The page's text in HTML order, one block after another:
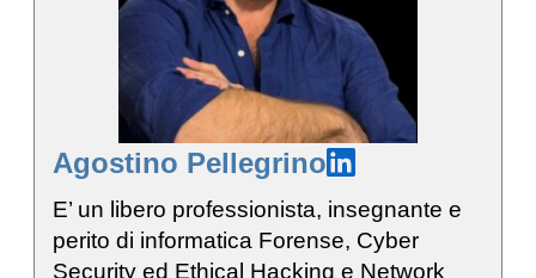
Agostino Pellegrino
E’ un libero professionista, insegnante e
perito di informatica Forense, Cyber
Security ed Ethical Hacking e Network